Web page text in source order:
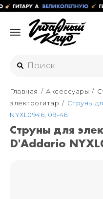
Интернет-
+7 (925) 125-
Москва
+7 (925) 176-
ул. Большая
Санкт-
Главная Аксессуары
электрогитар
Струны
NYXL0946, 09-46
Струны для
D'Addario